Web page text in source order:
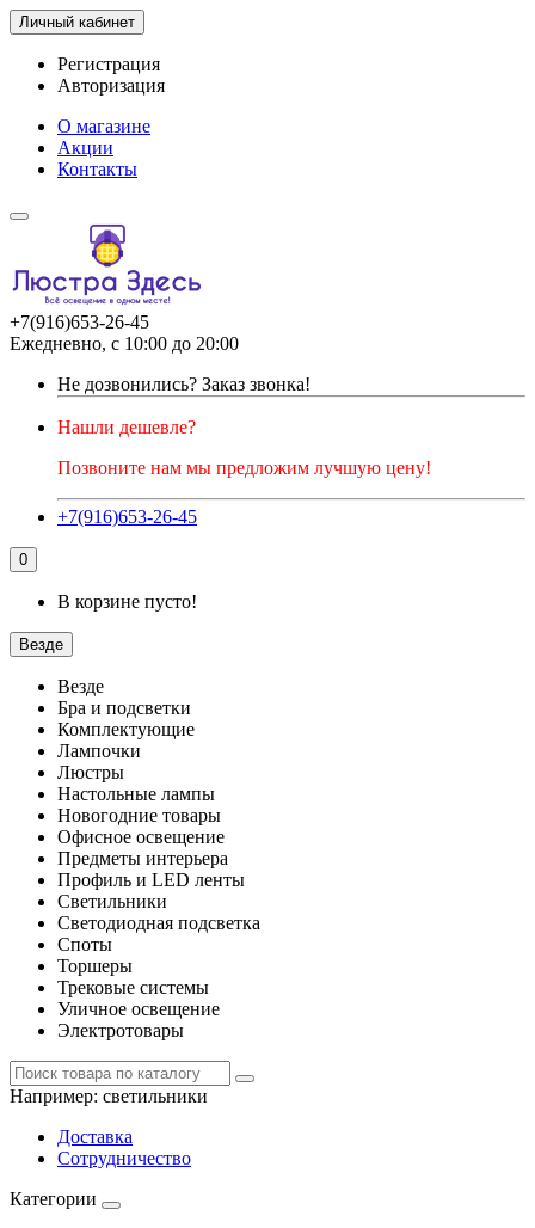
Личный кабинет
Регистрация
Авторизация
О магазине
Акции
Контакты
+7(916)653-26-45
Ежедневно, с 10:00 до 20:00
Не дозвонились? Заказ звонка!
Нашли дешевле?
Позвоните нам мы предложим лучшую цену!
+7(916)653-26-45
0
В корзине пусто!
Везде
Везде
Бра и подсветки
Комплектующие
Лампочки
Люстры
Настольные лампы
Новогодние товары
Офисное освещение
Предметы интерьера
Профиль и LED ленты
Светильники
Светодиодная подсветка
Споты
Торшеры
Трековые системы
Уличное освещение
Электротовары
Например: светильники
Доставка
Сотрудничество
Категории